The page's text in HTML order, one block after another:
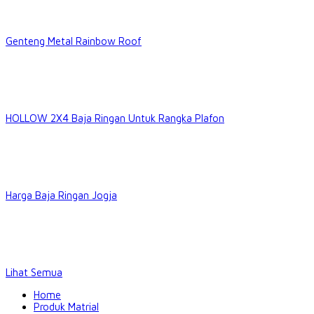
Genteng Metal Rainbow Roof
HOLLOW 2X4 Baja Ringan Untuk Rangka Plafon
Harga Baja Ringan Jogja
Lihat Semua
Home
Produk Matrial